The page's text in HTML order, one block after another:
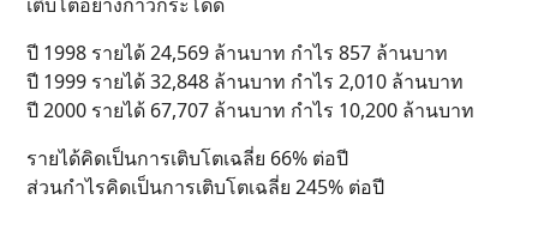
ปี 1998 รายได้ 24,569 ล้านบาท กำไร 857 ล้านบาท
ปี 1999 รายได้ 32,848 ล้านบาท กำไร 2,010 ล้านบาท
ปี 2000 รายได้ 67,707 ล้านบาท กำไร 10,200 ล้านบาท
รายได้คิดเป็นการเติบโตเฉลี่ย 66% ต่อปี
ส่วนกำไรคิดเป็นการเติบโตเฉลี่ย 245% ต่อปี